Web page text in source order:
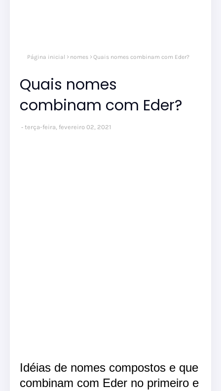
Página inicial nomes Quais nomes combinam com Eder?
Quais nomes
combinam com Eder?
terça-feira, fevereiro 02, 2021
Idéias de nomes compostos e que
combinam com Eder no primeiro e